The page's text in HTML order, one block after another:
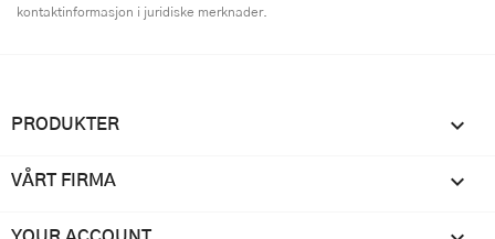
kontaktinformasjon i juridiske merknader.
PRODUKTER 
VÅRT FIRMA 